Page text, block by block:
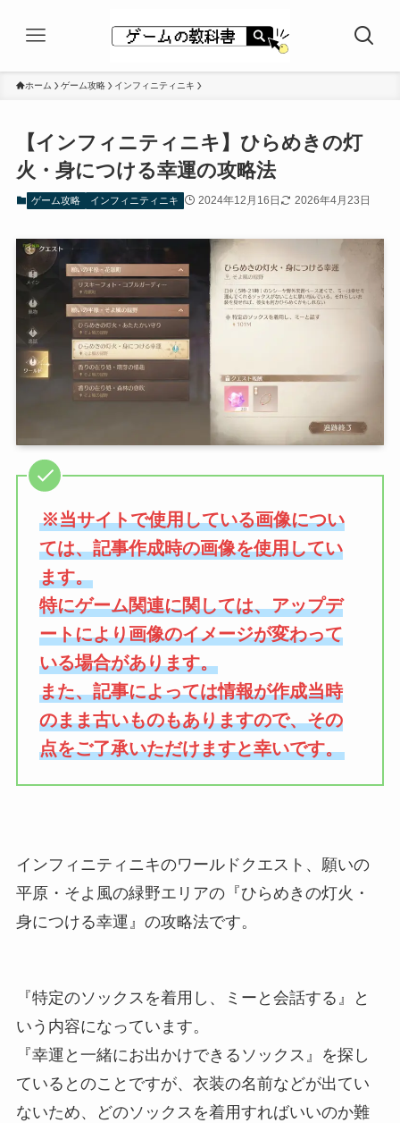
ホーム ゲーム攻略 インフィニティニキ
【インフィニティニキ】ひらめきの灯
火・身につける幸運の攻略法
ゲーム攻略 インフィニティニキ 2024年12月16日 2026年4月23日
※当サイトで使用している画像につい
ては、記事作成時の画像を使用してい
ます。
特にゲーム関連に関しては、アップデ
ートにより画像のイメージが変わって
いる場合があります。
また、記事によっては情報が作成当時
のまま古いものもありますので、その
点をご了承いただけますと幸いです。
インフィニティニキのワールドクエスト、願いの
平原・そよ風の緑野エリアの『ひらめきの灯火・
身につける幸運』の攻略法です。
『特定のソックスを着用し、ミーと会話する』と
いう内容になっています。
『幸運と一緒にお出かけできるソックス』を探し
ているとのことですが、衣装の名前などが出てい
ないため、どのソックスを着用すればいいのか難